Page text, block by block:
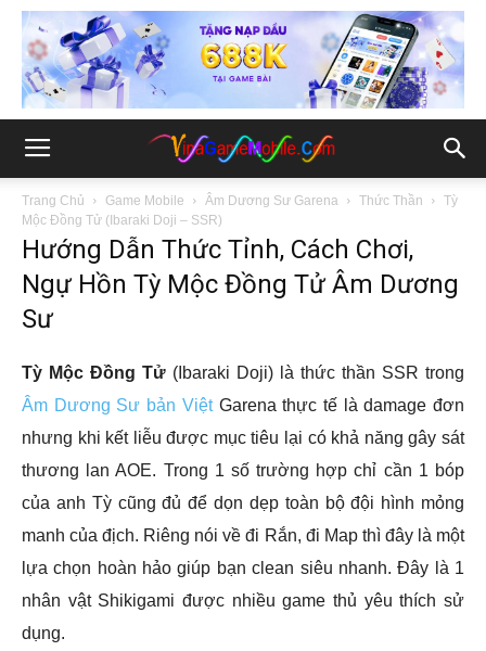
Trang Chủ Game Mobile Âm Dương Sư Garena Thức Thần
Tỳ
Mộc Đồng Tử (Ibaraki Doji – SSR)
Hướng Dẫn Thức Tỉnh, Cách Chơi,
Ngự Hồn Tỳ Mộc Đồng Tử Âm Dương
Sư
Tỳ Mộc Đồng Tử (Ibaraki Doji) là thức thần SSR trong
Âm Dương Sư bản ViệtGarena thực tế là damage đơn
nhưng khi kết liễu được mục tiêu lại có khả năng gây sát
thương lan AOE. Trong 1 số trường hợp chỉ cần 1 bóp
của anh Tỳ cũng đủ để dọn dẹp toàn bộ đội hình mỏng
manh của địch. Riêng nói về đi Rắn, đi Map thì đây là một
lựa chọn hoàn hảo giúp bạn clean siêu nhanh. Đây là 1
nhân vật Shikigami được nhiều game thủ yêu thích sử
dụng.